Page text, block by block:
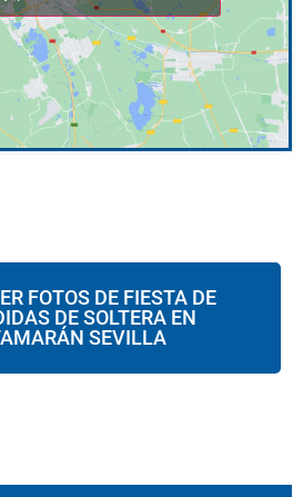
FOTOS DE FIESTA DE
DE SOLTERA EN
SEVILLA